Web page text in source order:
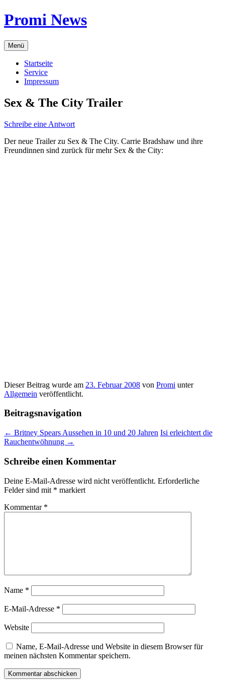
Zum
Inhalt
Promi News
Menü
Startseite
Service
Impressum
Sex & The City Trailer
Schreibe eine Antwort
Der neue Trailer zu Sex & The City. Carrie Bradshaw und ihre
Freundinnen sind zurück für mehr Sex & the City:
Dieser Beitrag wurde am 23. Februar 2008 von Promi unter
Allgemein veröffentlicht.
Beitragsnavigation
← Britney Spears Aussehen in 10 und 20 Jahren Isi erleichtert die
Rauchentwöhnung →
Schreibe einen Kommentar
Deine E-Mail-Adresse wird nicht veröffentlicht. Erforderliche
Felder sind mit * markiert
Kommentar *
Name *
E-Mail-Adresse *
Website
Name, E-Mail-Adresse und Website in diesem Browser für
meinen nächsten Kommentar speichern.